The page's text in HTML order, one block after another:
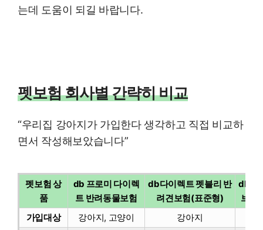
는데 도움이 되길 바랍니다.
펫보험 회사별 간략히 비교
“우리집 강아지가 가입한다 생각하고 직접 비교하
면서 작성해보았습니다”
펫보험 상
품
db 프로미 다이렉
트 반려동물보험
db다이렉트 펫블리 반
려견보험(표준형)
db 아
브펫
가입대상
강아지, 고양이 강아지